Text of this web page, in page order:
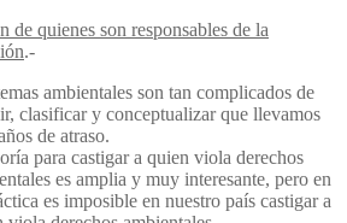
de quienes son responsables de la
.-
ambientales son tan complicados de
clasificar y conceptualizar que llevamos
de atraso.
para castigar a quien viola derechos
es amplia y muy interesante, pero en
es imposible en nuestro país castigar a